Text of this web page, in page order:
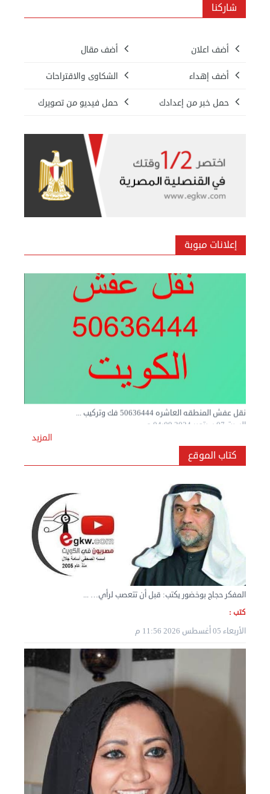
شاركنا
أضف اعلان أضف مقال
أضف إهداء الشكاوى والاقتراحات
حمل خبر من إعدادك حمل فيديو من تصويرك
إعلانات مبوبة
نقل عفش المنطقه العاشره 50636444 فك وتركيب ...
نقل عفش المنطقه العاشره 50636444 فك وتركيب ...
السبت 07 سبتمبر 2024 04:08 م
نقل عفش الكويت 50636444 فك وتركيب ايكيا محلي ...
المزيد
كتاب الموقع
المفكر حجاج بوخضور يكتب: قبل أن تتعصب لرأي… ...
كتب :
الأربعاء 05 أغسطس 2026 11:56 م